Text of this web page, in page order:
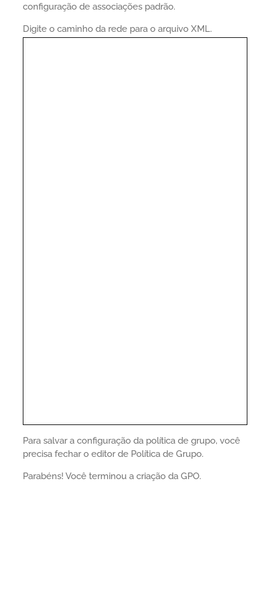
configuração de associações padrão.
Digite o caminho da rede para o arquivo XML.
Para salvar a configuração da política de grupo, você
precisa fechar o editor de Política de Grupo.
Parabéns! Você terminou a criação da GPO.